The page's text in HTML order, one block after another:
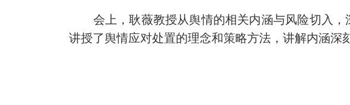
会上，耿薇教授从舆情的相关内涵与风险切入，
讲授了舆情应对处置的理念和策略方法，讲解内涵深